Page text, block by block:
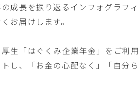
成長を振り返るインフォグラフ
お届けします。
生「はぐくみ企業年金」をご利
し、「お金の心配なく」「自分